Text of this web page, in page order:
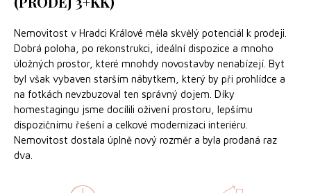
Nemovitost v Hradci Králové měla skvělý potenciál k prodeji.
Dobrá poloha, po rekonstrukci, ideální dispozice a mnoho
úložných prostor, které mnohdy novostavby nenabízejí. Byt
byl však vybaven starším nábytkem, který by při prohlídce a
na fotkách nevzbuzoval ten správný dojem. Díky
homestagingu jsme docílili oživení prostoru, lepšímu
dispozičnímu řešení a celkové modernizaci interiéru.
Nemovitost dostala úplně nový rozměr a byla prodaná raz
dva.